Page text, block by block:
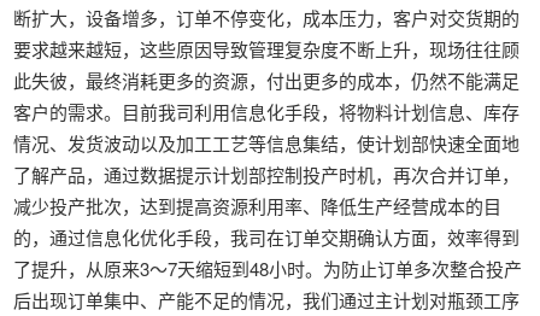
断扩大，设备增多，订单不停变化，成本压力，客户对交货期的
要求越来越短，这些原因导致管理复杂度不断上升，现场往往顾
此失彼，最终消耗更多的资源，付出更多的成本，仍然不能满足
客户的需求。目前我司利用信息化手段，将物料计划信息、库存
情况、发货波动以及加工工艺等信息集结，使计划部快速全面地
了解产品，通过数据提示计划部控制投产时机，再次合并订单，
减少投产批次，达到提高资源利用率、降低生产经营成本的目
的，通过信息化优化手段，我司在订单交期确认方面，效率得到
了提升，从原来3～7天缩短到48小时。为防止订单多次整合投产
后出现订单集中、产能不足的情况，我们通过主计划对瓶颈工序